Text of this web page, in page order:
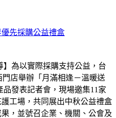
先採購公益禮盒
】為以實際採購支持公益，台
店舉辦「月滿相逢－溫暖送
發表記者會，現場邀集11家
工場，共同展出中秋公益禮盒
，並號召企業、機關、公會及